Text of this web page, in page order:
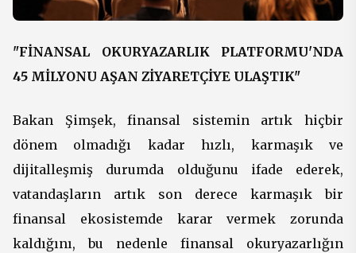
"FİNANSAL OKURYAZARLIK PLATFORMU'NDA
45 MİLYONU AŞAN ZİYARETÇİYE ULAŞTIK"
Bakan Şimşek, finansal sistemin artık hiçbir
dönem olmadığı kadar hızlı, karmaşık ve
dijitalleşmiş durumda olduğunu ifade ederek,
vatandaşların artık son derece karmaşık bir
finansal ekosistemde karar vermek zorunda
kaldığını, bu nedenle finansal okuryazarlığın